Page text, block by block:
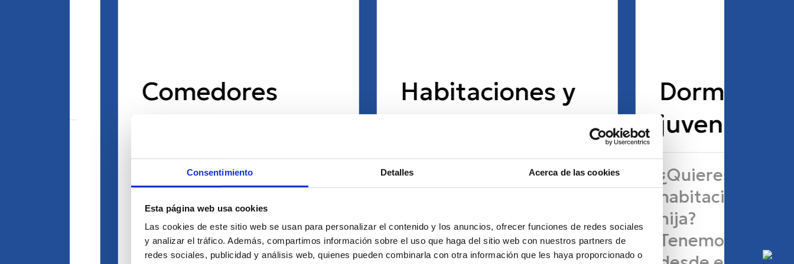
Consentimiento Detalles Acerca de las cookies
Esta página web usa cookies
Las cookies de este sitio web se usan para personalizar el contenido y los anuncios, ofrecer funciones de redes sociales
y analizar el tráfico. Además, compartimos información sobre el uso que haga del sitio web con nuestros partners de
redes sociales, publicidad y análisis web, quienes pueden combinarla con otra información que les haya proporcionado o
Comedores
de muebles, mesas,
estantes, sillas, todo lo
que necesitas para
tener un comedor
como el que tú quieres.
Habitaciones y
armarios
Descansar y sentirse
es muy importante,
tenemos habitaciones,
Dormitorio
juvenil
¿Quieres redecorar la
habitación de tu hijo o
hija?
Tenemos lo que buscas,